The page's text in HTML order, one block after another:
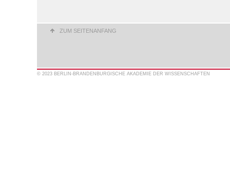
ZUM SEITENANFANG
© 2023 BERLIN-BRANDENBURGISCHE AKADEMIE DER WISSENSCHAFTEN